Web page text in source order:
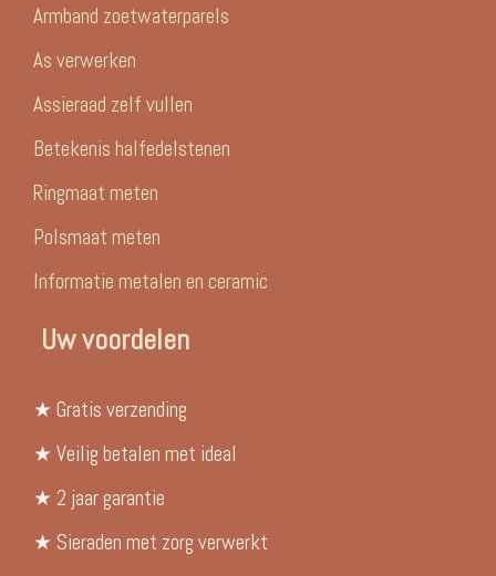
Armband zoetwaterparels
As verwerken
Assieraad zelf vullen
Betekenis halfedelstenen
Ringmaat meten
Polsmaat meten
Informatie metalen en ceramic
Uw voordelen
★ Gratis verzending
★ Veilig betalen met ideal
★ 2 jaar garantie
★ Sieraden met zorg verwerkt